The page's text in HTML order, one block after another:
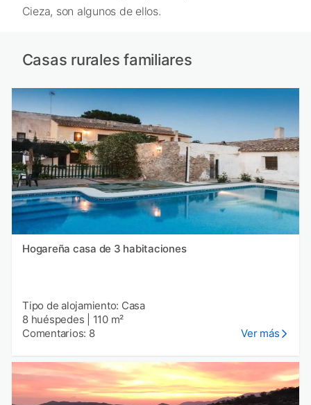
Cieza, son algunos de ellos.
Casas rurales familiares
Hogareña casa de 3 habitaciones
Tipo de alojamiento: Casa
8 huéspedes
110 m²
Comentarios: 8
Ver más